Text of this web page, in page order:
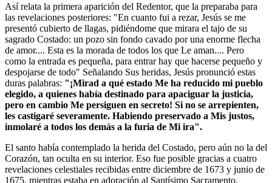
Así relata la primera aparición del Redentor, que la preparaba para
las revelaciones posteriores: "En cuanto fui a rezar, Jesús se me
presentó cubierto de llagas, pidiéndome que mirara el tajo de su
sagrado Costado: un pozo sin fondo cavado por una enorme flecha
de amor.... Esta es la morada de todos los que Le aman.... Pero
como la entrada es pequeña, para entrar hay que hacerse pequeño y
despojarse de todo" Señalando Sus heridas, Jesús pronunció estas
duras palabras: "¡Mirad a qué estado Me ha reducido mi pueblo
elegido, a quienes había destinado para apaciguar la justicia,
pero en cambio Me persiguen en secreto! Si no se arrepienten,
les castigaré severamente. Habiendo preservado a Mis justos,
inmolaré a todos los demás a la furia de Mi ira".
El santo había contemplado la herida del Costado, pero aún no la del
Corazón, tan oculta en su interior. Eso fue posible gracias a cuatro
revelaciones celestiales recibidas entre diciembre de 1673 y junio de
1675, mientras estaba en adoración al Santísimo Sacramento.